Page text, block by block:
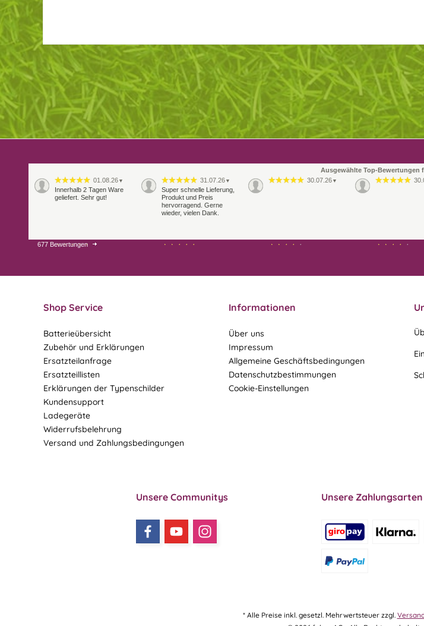
Ausgewählte Top-Bewertungen
01.08.26 ▼
Innerhalb 2 Tagen Ware
geliefert. Sehr gut!
31.07.26 ▼
Super schnelle Lieferung,
Produkt und Preis
hervorragend. Gerne
wieder, vielen Dank.
30.07.26 ▼
27.07.26
677 Bewertungen
Shop Service
Batterieübersicht
Zubehör und Erklärungen
Ersatzteilanfrage
Ersatzteillisten
Erklärungen der Typenschilder
Kundensupport
Ladegeräte
Widerrufsbelehrung
Versand und Zahlungsbedingungen
Informationen
Über uns
Impressum
Allgemeine Geschäftsbedingungen
Datenschutzbestimmungen
Cookie-Einstellungen
Unsere Communitys Unsere Zahlungsarten
* Alle Preise inkl. gesetzl. Mehrwertsteuer zzgl.